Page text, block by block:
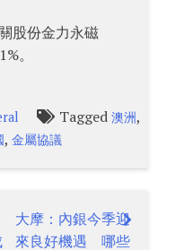
股份金力永磁
。
Tagged澳洲,
,金屬協議
大摩：內銀今季迎
來良好機遇 哪些